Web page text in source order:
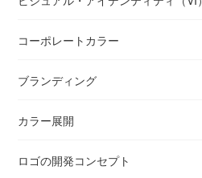
コーポレートカラー
ブランディング
カラー展開
ロゴの開発コンセプト